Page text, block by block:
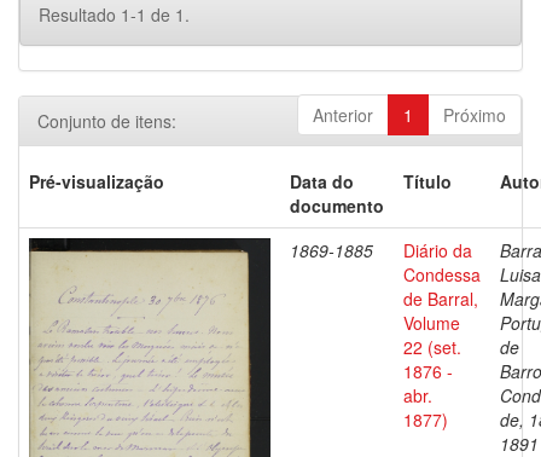
Resultado 1-1 de 1.
Anterior 1 Próximo
Conjunto de itens:
Pré-visualização
Data do
documento
Título
1869-1885
Diário da
Condessa
de Barral,
Volume
22 (set.
1876 -
abr.
1877)
Luisa
de
de,
1891